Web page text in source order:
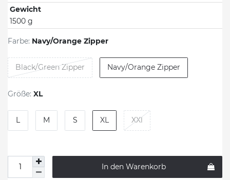
Gewicht
1500 g
Farbe: Navy/Orange Zipper
Black/Green Zipper Navy/Orange Zipper
Größe: XL
L M S XL XXl
In den Warenkorb